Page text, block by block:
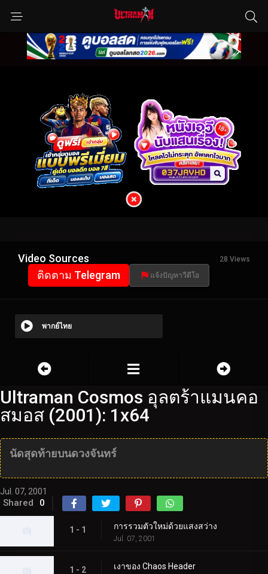
Video Sources 28 Views
ติดตาม Telegram แจ้งปัญหาวีดีโอ
พากย์ไทย
Ultraman Cosmos อุลตร้าแมนคอ
สมอส (2001): 1x64
นัดสุดท้ายบนดวงจันทร์
Jul. 07, 2001
Shared 0
1 - 1 การรวมตัวใหม่ด้วยแสงสว่าง
Jul. 07, 2001
1 - 2 เงาของ Chaos Header